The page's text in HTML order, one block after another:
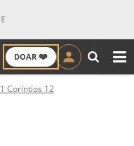
DOAR ❤️
1 Coríntios 12